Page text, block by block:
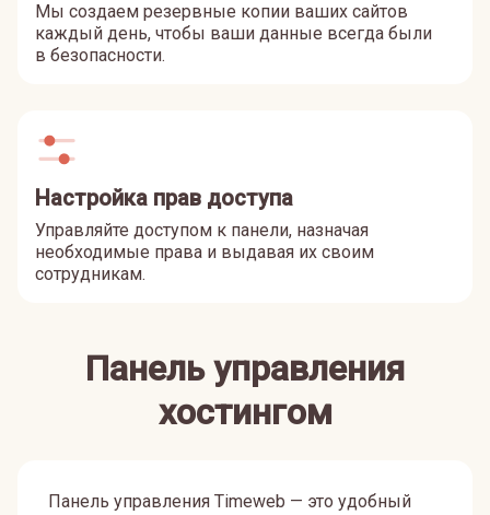
Мы создаем резервные копии ваших сайтов
каждый день, чтобы ваши данные всегда были
в безопасности.
Настройка прав доступа
Управляйте доступом к панели, назначая
необходимые права и выдавая их своим
сотрудникам.
Панель управления
хостингом
Панель управления Timeweb — это удобный